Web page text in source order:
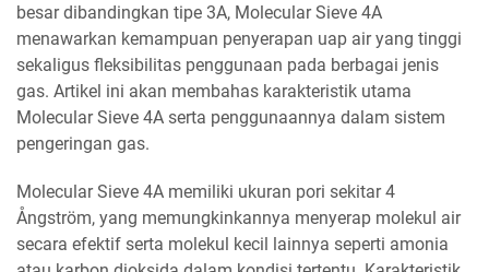
besar dibandingkan tipe 3A, Molecular Sieve 4A
menawarkan kemampuan penyerapan uap air yang tinggi
sekaligus fleksibilitas penggunaan pada berbagai jenis
gas. Artikel ini akan membahas karakteristik utama
Molecular Sieve 4A serta penggunaannya dalam sistem
pengeringan gas.
Molecular Sieve 4A memiliki ukuran pori sekitar 4
Ångström, yang memungkinkannya menyerap molekul air
secara efektif serta molekul kecil lainnya seperti amonia